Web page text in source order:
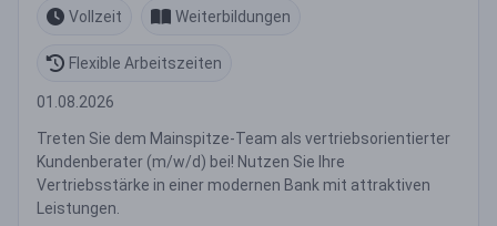
Vollzeit
Weiterbildungen
Flexible Arbeitszeiten
01.08.2026
Treten Sie dem Mainspitze-Team als vertriebsorientierter
Kundenberater (m/w/d) bei! Nutzen Sie Ihre
Vertriebsstärke in einer modernen Bank mit attraktiven
Leistungen.